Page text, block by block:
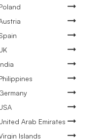
Arab Emirates
Islands